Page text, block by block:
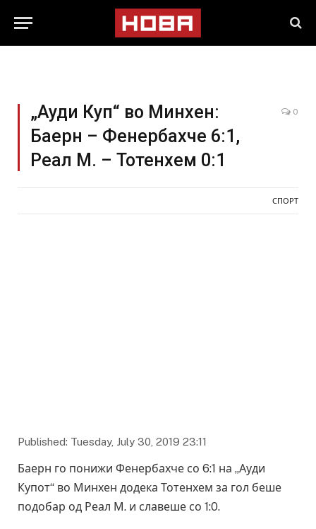
„Ауди Куп“ во Минхен:
Баерн – Фенербахче 6:1,
Реал М. – Тотенхем 0:1
0
СПОРТ
Published: Tuesday, July 30, 2019 23:11
Баерн го понижи Фенербахче со 6:1 на „Ауди
Купот“ во Минхен додека Тотенхем за гол беше
подобар од Реал М. и славеше со 1:0.